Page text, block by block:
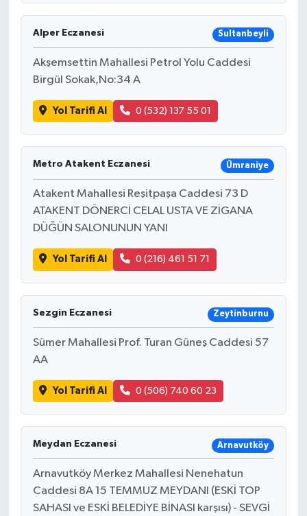
Alper Eczanesi Sultanbeyli
Akşemsettin Mahallesi Petrol Yolu Caddesi
Birgül Sokak,No:34 A
Yol Tarifi Al 0 (532) 137 55 01
Metro Atakent Eczanesi Ümraniye
Atakent Mahallesi Reşitpaşa Caddesi 73 D
ATAKENT DÖNERCİ CELAL USTA VE ZİGANA
DÜĞÜN SALONUNUN YANI
Yol Tarifi Al 0 (216) 461 51 71
Sezgin Eczanesi Zeytinburnu
Sümer Mahallesi Prof. Turan Güneş Caddesi 57
AA
Yol Tarifi Al 0 (506) 740 60 23
Meydan Eczanesi Arnavutköy
Arnavutköy Merkez Mahallesi Nenehatun
Caddesi 8A 15 TEMMUZ MEYDANI (ESKİ TOP
SAHASI ve ESKİ BELEDİYE BİNASI karşısı) - SEVGİ